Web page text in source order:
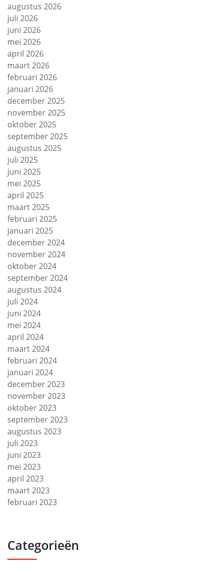
augustus 2026
juli 2026
juni 2026
mei 2026
april 2026
maart 2026
februari 2026
januari 2026
december 2025
november 2025
oktober 2025
september 2025
augustus 2025
juli 2025
juni 2025
mei 2025
april 2025
maart 2025
februari 2025
januari 2025
december 2024
november 2024
oktober 2024
september 2024
augustus 2024
juli 2024
juni 2024
mei 2024
april 2024
maart 2024
februari 2024
januari 2024
december 2023
november 2023
oktober 2023
september 2023
augustus 2023
juli 2023
juni 2023
mei 2023
april 2023
maart 2023
februari 2023
Categorieën